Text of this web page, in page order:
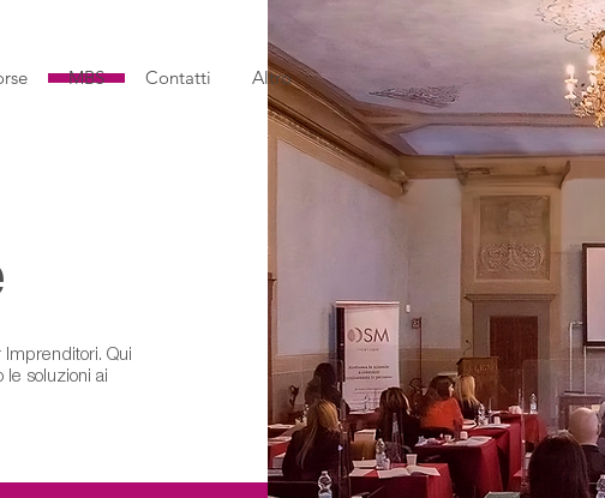
MBS Contatti Altro
Imprenditori. Qui
le soluzioni ai